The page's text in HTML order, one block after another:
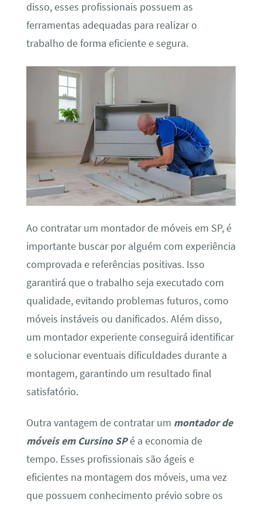
disso, esses profissionais possuem as
ferramentas adequadas para realizar o
trabalho de forma eficiente e segura.
Ao contratar um montador de móveis em SP, é
importante buscar por alguém com experiência
comprovada e referências positivas. Isso
garantirá que o trabalho seja executado com
qualidade, evitando problemas futuros, como
móveis instáveis ou danificados. Além disso,
um montador experiente conseguirá identificar
e solucionar eventuais dificuldades durante a
montagem, garantindo um resultado final
satisfatório.
Outra vantagem de contratar um montador de
móveis em Cursino SPé a economia de
tempo. Esses profissionais são ágeis e
eficientes na montagem dos móveis, uma vez
que possuem conhecimento prévio sobre os